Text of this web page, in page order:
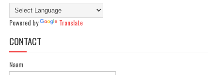
Powered by Translate
CONTACT
Naam